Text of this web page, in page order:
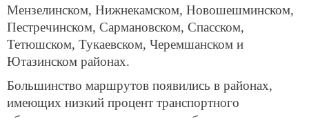
Мензелинском, Нижнекамском, Новошешминском,
Пестречинском, Сармановском, Спасском,
Тетюшском, Тукаевском, Черемшанском и
Ютазинском районах.
Большинство маршрутов появились в районах,
имеющих низкий процент транспортного